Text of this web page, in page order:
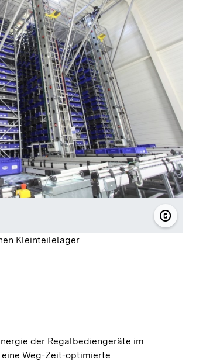
copyright© J.
Kleinteilelager
der Regalbediengeräte im
Weg-Zeit-optimierte